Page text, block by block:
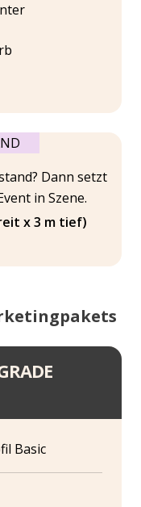
Dann setzt
in Szene.
x 3 m tief)
Basic